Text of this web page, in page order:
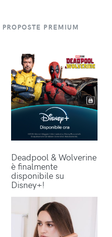
PREMIUM
Deadpool & Wolverine
è finalmente
disponibile su
Disney+!